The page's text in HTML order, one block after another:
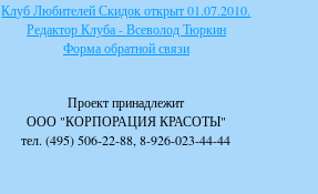
Клуб Любителей Скидок открыт 01.07.2010.
Редактор Клуба - Всеволод Тюркин
Форма обратной связи
Проект принадлежит
ООО "КОРПОРАЦИЯ КРАСОТЫ"
тел. (495) 506-22-88, 8-926-023-44-44